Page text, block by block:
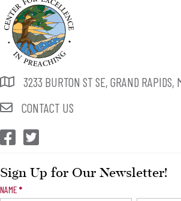
3233 BURTON ST SE, GRAND
CONTACT US
CEP Facebook
CEP Twitter
Sign Up for Our Newsletter!
Newsletter
NAME *